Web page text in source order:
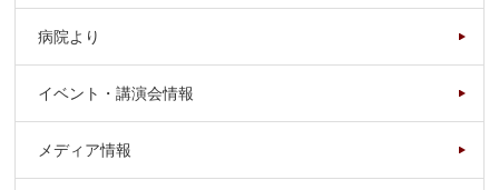
病院より
イベント・講演会情報
メディア情報